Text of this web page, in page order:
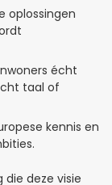
oplossingen
écht
taal of
kennis en
deze visie